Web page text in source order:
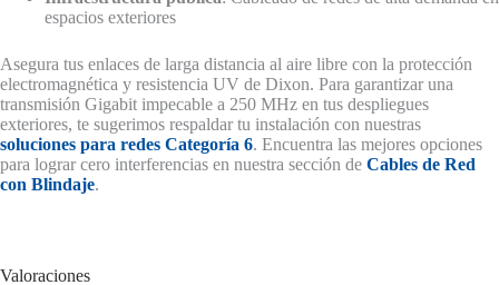
espacios exteriores
Asegura tus enlaces de larga distancia al aire libre con la protección
electromagnética y resistencia UV de Dixon. Para garantizar una
transmisión Gigabit impecable a 250 MHz en tus despliegues
exteriores, te sugerimos respaldar tu instalación con nuestras
soluciones para redes Categoría 6. Encuentra las mejores opciones
para lograr cero interferencias en nuestra sección de Cables de Red
con Blindaje.
Valoraciones